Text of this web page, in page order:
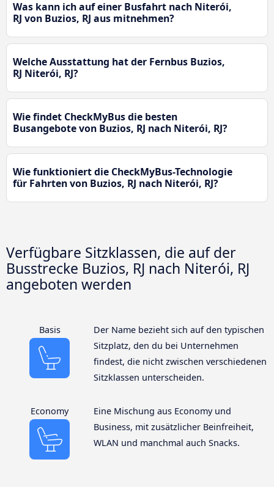
Was kann ich auf einer Busfahrt nach Niterói,
RJ von Buzios, RJ aus mitnehmen?
Welche Ausstattung hat der Fernbus Buzios,
RJ Niterói, RJ?
Wie findet CheckMyBus die besten
Busangebote von Buzios, RJ nach Niterói, RJ?
Wie funktioniert die CheckMyBus-Technologie
für Fahrten von Buzios, RJ nach Niterói, RJ?
Verfügbare Sitzklassen, die auf der
Busstrecke Buzios, RJ nach Niterói, RJ
angeboten werden
Basis
Der Name bezieht sich auf den typischen
Sitzplatz, den du bei Unternehmen
findest, die nicht zwischen verschiedenen
Sitzklassen unterscheiden.
Economy
Eine Mischung aus Economy und
Business, mit zusätzlicher Beinfreiheit,
WLAN und manchmal auch Snacks.